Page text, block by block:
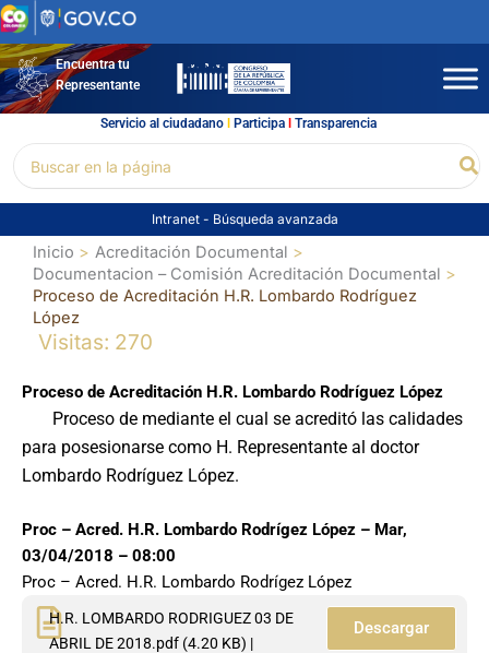
Ir
al
contenidoEncuentra tu
Representante
Servicio al ciudadano l Participal Transparencia
por:
Intranet - Búsqueda avanzada
Inicio
Acreditación Documental
Documentacion – Comisión Acreditación Documental
Proceso de Acreditación H.R. Lombardo Rodríguez
López
Visitas: 270
Proceso de Acreditación H.R. Lombardo Rodríguez López
Proceso de mediante el cual se acreditó las calidades
para posesionarse como H. Representante al doctor
Lombardo Rodríguez López.
Proc – Acred. H.R. Lombardo Rodrígez López – Mar,
03/04/2018 – 08:00
Proc – Acred. H.R. Lombardo Rodrígez López
H.R. LOMBARDO RODRIGUEZ 03 DE
ABRIL DE 2018.pdf (4.20 KB) |
Descargar